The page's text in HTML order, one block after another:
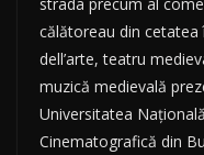
călătoreau din cetatea
dell’arte, teatru
muzică medievală
Universitatea
Cinematografică din